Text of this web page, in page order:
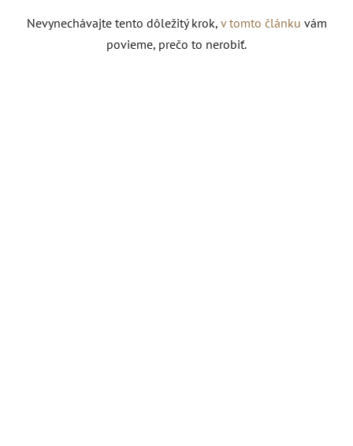
Nevynechávajte tento dôležitý krok, v tomto článku vám
povieme, prečo to nerobiť.